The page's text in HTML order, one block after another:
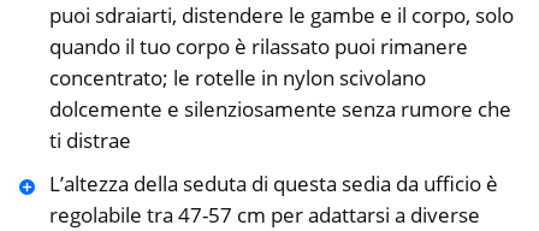
puoi sdraiarti, distendere le gambe e il corpo, solo
quando il tuo corpo è rilassato puoi rimanere
concentrato; le rotelle in nylon scivolano
dolcemente e silenziosamente senza rumore che
ti distrae
L’altezza della seduta di questa sedia da ufficio è
regolabile tra 47-57 cm per adattarsi a diverse